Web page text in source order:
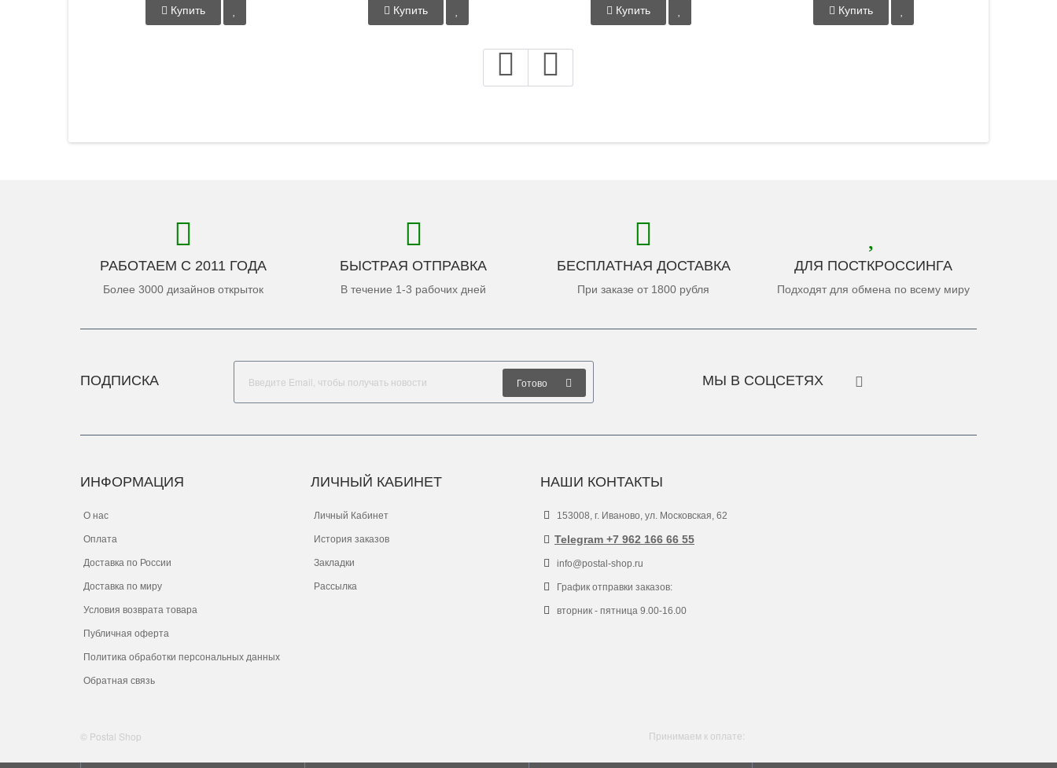
Купить Купить Купить Купить
РАБОТАЕМ С 2011 ГОДА
Более 3000 дизайнов открыток
БЫСТРАЯ ОТПРАВКА
В течение 1-3 рабочих дней
БЕСПЛАТНАЯ ДОСТАВКА
При заказе от 1800 рубля
ДЛЯ ПОСТКРОССИНГА
Подходят для обмена по всему миру
ПОДПИСКА Готово МЫ В СОЦСЕТЯХ
ИНФОРМАЦИЯ
О нас
Оплата
Доставка по России
Доставка по миру
Условия возврата товара
Публичная оферта
Политика обработки персональных данных
Обратная связь
ЛИЧНЫЙ КАБИНЕТ
Личный Кабинет
История заказов
Закладки
Рассылка
НАШИ КОНТАКТЫ
153008, г. Иваново, ул. Московская, 62
Telegram +7 962 166 66 55
info@postal-shop.ru
График отправки заказов:
вторник - пятница 9.00-16.00
© Postal Shop Принимаем к оплате: